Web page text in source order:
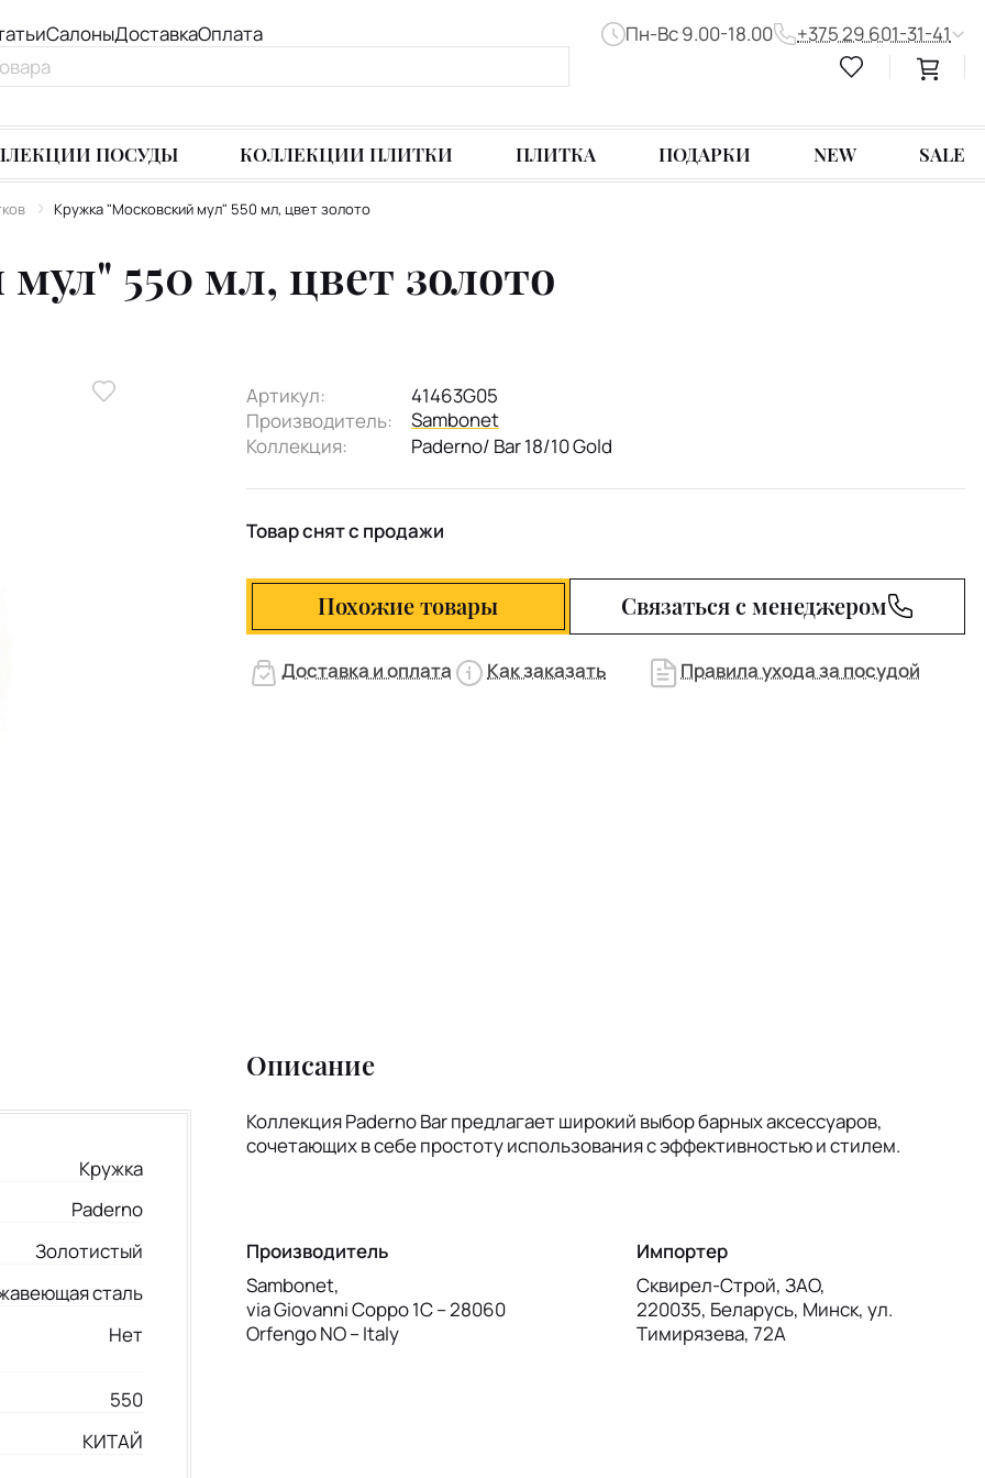
СалоныДоставкаОплата Пн-Вс 9.00-18.00 +375 29 601-31-41
ПОСУДЫ КОЛЛЕКЦИИ ПЛИТКИ ПЛИТКА ПОДАРКИ NEW SALE
Кружка "Московский мул" 550 мл, цвет золото
550 мл, цвет золото
Артикул:
41463G05
Производитель:
Sambonet
Коллекция:
Paderno/ Bar 18/10 Gold
Товар снят с продажи
Похожие товары Связаться с менеджером
Доставка и оплата Как заказать Правила ухода за посудой
Кружка
Paderno
Золотистый
сталь
Нет
550
КИТАЙ
Описание
Коллекция Paderno Bar предлагает широкий выбор барных аксессуаров,
сочетающих в себе простоту использования с эффективностью и стилем.
Производитель
Sambonet,
via Giovanni Coppo 1C – 28060
Orfengo NO – Italy
Импортер
Сквирел-Строй, ЗАО,
220035, Беларусь, Минск, ул.
Тимирязева, 72А